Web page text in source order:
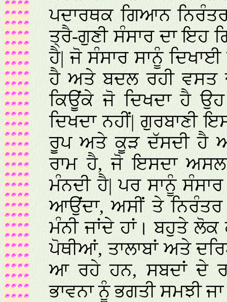
ਪਦਾਰਥਕ ਗਿਆਨ
ਤ੍ਰੈ-ਗੁਣੀ ਸੰਸਾਰ ਦਾ ਇਹ
ਹੈ| ਜੋ ਸੰਸਾਰ ਸਾਨੂੰ
ਹੈ ਅਤੇ ਬਦਲ ਰਹੀ ਵਸਤ
ਕਿਊਂਕੇ ਜੋ ਦਿਖਦਾ ਹੈ
ਦਿਖਦਾ ਨਹੀਂ| ਗੁਰਬਾਣੀ
ਰੂਪ ਅਤੇ ਕੂੜ ਦੱਸਦੀ ਹੈ
ਰਾਮ ਹੈ, ਜੋ ਇਸਦਾ
ਮੰਨਦੀ ਹੈ| ਪਰ ਸਾਨੂੰ
ਆਉਂਦਾ, ਅਸੀਂ ਤੇ
ਮੰਨੀ ਜਾਂਦੇ ਹਾਂ। ਬਹੁਤੇ ਲੋਕ
ਪੋਥੀਆਂ, ਤਾਲਾਬਾਂ ਅਤੇ
ਆ ਰਹੇ ਹਨ, ਸਬਦਾਂ ਦੇ
ਭਾਵਨਾ ਨੂੰ ਭਗਤੀ ਸਮਝੀ